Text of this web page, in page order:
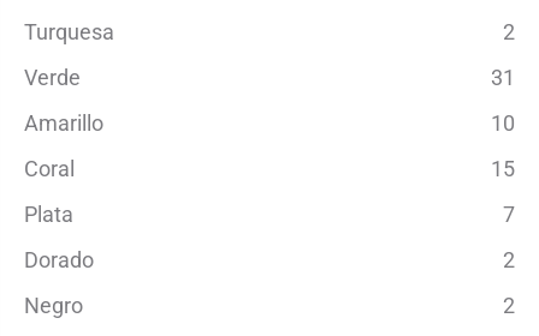
Turquesa
2
Verde
31
Amarillo
10
Coral
15
Plata
7
Dorado
2
Negro
2